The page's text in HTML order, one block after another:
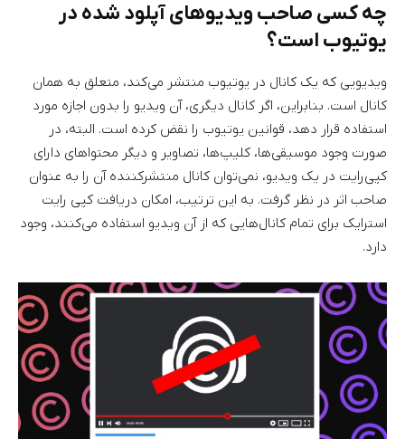
چه کسی صاحب ویدیوهای آپلود شده در
یوتیوب است؟
ویدیویی که یک کانال در یوتیوب منتشر می‌کند، متعلق به همان
کانال است. بنابراین، اگر کانال دیگری، آن ویدیو را بدون اجازه مورد
استفاده قرار دهد، قوانین یوتیوب را نقض کرده است. البته، در
صورت وجود موسیقی‌ها، کلیپ‌ها، تصاویر و دیگر محتواهای دارای
کپی‌رایت در یک ویدیو، نمی‌توان کانال منتشرکننده آن را به عنوان
صاحب اثر در نظر گرفت. به این ترتیب، امکان دریافت کپی رایت
استرایک برای تمام کانال‌هایی که از آن ویدیو استفاده می‌کنند، وجود
دارد.